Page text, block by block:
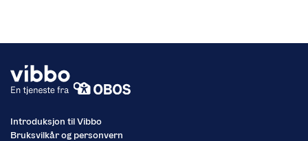
Introduksjon til Vibbo
Bruksvilkår og personvern